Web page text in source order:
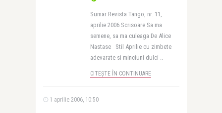
Sumar Revista Tango, nr. 11,
aprilie 2006 Scrisoare Sa ma
semene, sa ma culeaga De Alice
Nastase Stil Aprilie cu zimbete
adevarate si minciuni dulci ..
CITEȘTE ÎN CONTINUARE
1 aprilie 2006, 10:50